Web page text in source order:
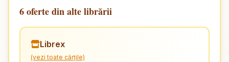
6 oferte din alte librării
Librex
(vezi toate cărțile)